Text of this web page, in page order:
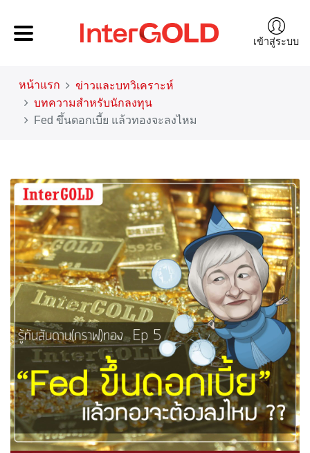
เข้าสู่ระบบ
หน้าแรก
ข่าวและบทวิเคราะห์
บทความสำหรับนักลงทุน
Fed ขึ้นดอกเบี้ย แล้วทองจะลงไหม